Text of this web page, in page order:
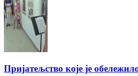
Пријатељство које је